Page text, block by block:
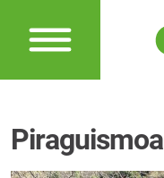
Piraguismoa